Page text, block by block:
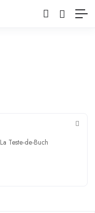
La Teste-de-Buch